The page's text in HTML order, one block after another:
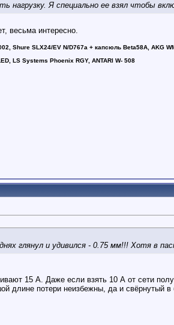
нагрузку. Я специально ее взял чтобы
весьма интересно.
Shure SLX24/EV N/D767a + капсюль Beta58A, AKG
LS Systems Phoenix RGY, ANTARI W- 508
глянул и удивился - 0.75 мм!!! Хотя в
15 А. Даже если взять 10 А от сети
длине потери неизбежны, да и свёрнутый